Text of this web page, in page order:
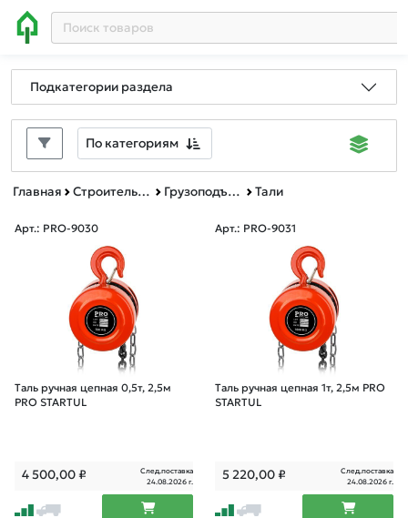
Подкатегории раздела
По категориям
Главная Строительное оборудование Грузоподъемное оборудование Тали
Арт.: PRO-9030
Таль ручная цепная 0,5т, 2,5м
PRO STARTUL
4 500,00₽
След.поставка
24.08.2026 г.
Арт.: PRO-9031
Таль ручная цепная 1т, 2,5м PRO
STARTUL
5 220,00₽
След.поставка
24.08.2026 г.